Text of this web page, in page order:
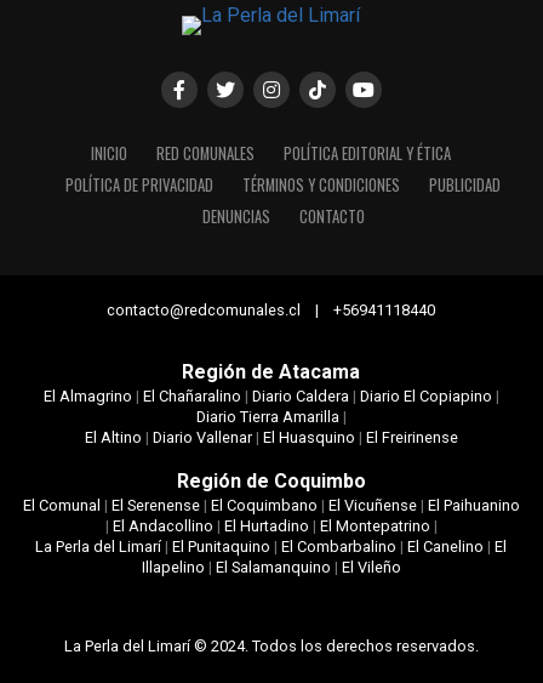
INICIO RED COMUNALES
POLÍTICA EDITORIAL Y ÉTICA
POLÍTICA DE PRIVACIDAD
TÉRMINOS Y CONDICIONES
PUBLICIDAD
DENUNCIAS
CONTACTO
contacto@redcomunales.cl | +56941118440
Región de Atacama
El Almagrino | El Chañaralino | Diario Caldera| Diario El Copiapino |
Diario Tierra Amarilla|
El Altino | Diario Vallenar| El Huasquino | El Freirinense
Región de Coquimbo
El Comunal | El Serenense| El Coquimbano | El Vicuñense| El Paihuanino
| El Andacollino | El Hurtadino | El Montepatrino |
La Perla del Limarí|El Punitaquino |El Combarbalino |El Canelino |El
Illapelino | El Salamanquino | El Vileño
La Perla del Limarí © 2024. Todos los derechos reservados.